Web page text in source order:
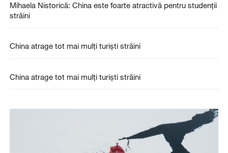
Mihaela Nistorică: China este foarte atractivă pentru studenții
străini
China atrage tot mai mulți turiști străini
China atrage tot mai mulți turiști străini